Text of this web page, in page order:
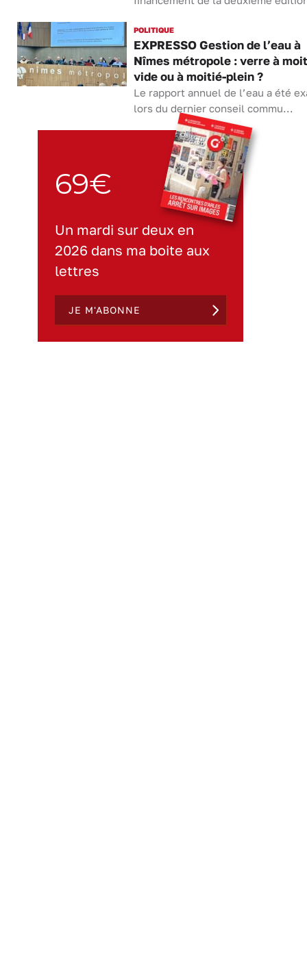
POLITIQUE
EXPRESSO Gestion de l’eau à
Nîmes métropole : verre à
vide ou à moitié-plein ?
Le rapport annuel de l’eau a été
lors du dernier conseil commu...
69€
Un mardi sur deux en
2026 dans ma boite aux
lettres
JE M'ABONNE